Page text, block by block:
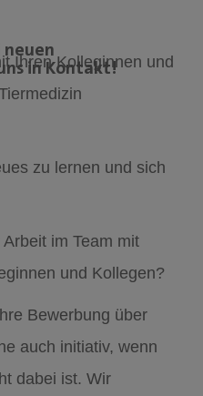
in Kontakt!
Ihren Kolleginnen und
zu lernen und sich
im Team mit
und Kollegen?
Bewerbung über
auch initiativ, wenn
dabei ist. Wir